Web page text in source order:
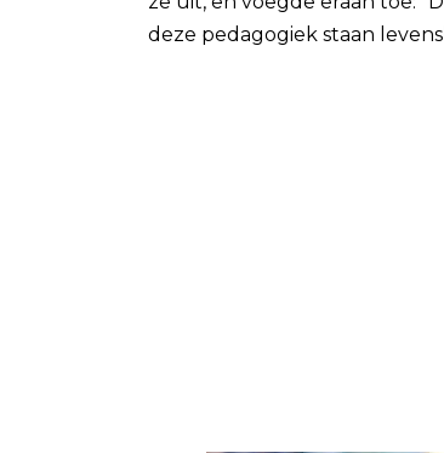
deze pedagogiek staan